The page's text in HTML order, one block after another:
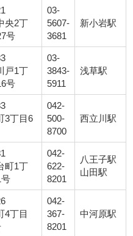
央2丁
号
03-
5607-
3681
新小岩駅
戸1丁
号
03-
3843-
5911
浅草駅
3丁目6
042-
500-
8700
西立川駅
町1丁
042-
622-
8201
八王子駅
山田駅
4丁目
042-
367-
8201
中河原駅